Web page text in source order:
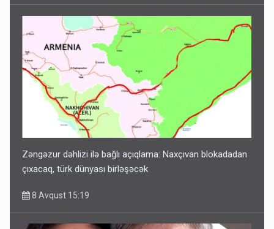
Zəngəzur dəhlizi ilə bağlı açıqlama: Naxçıvan blokadadan
çıxacaq, türk dünyası birləşəcək
8 Avqust 15:19